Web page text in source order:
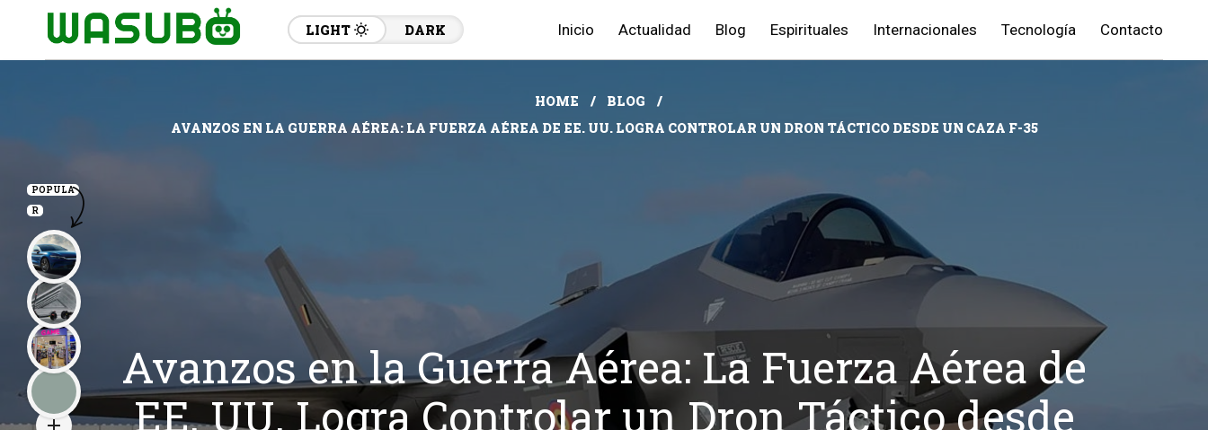
LIGHT DARK Inicio Actualidad Blog Espirituales Internacionales Tecnología Contacto
HOME
BLOG
AVANZOS EN LA GUERRA AÉREA: LA FUERZA AÉREA DE EE. UU. LOGRA CONTROLAR UN DRON TÁCTICO DESDE UN CAZA F-35
Avanzos en la Guerra Aérea: La Fuerza Aérea de
EE. UU. Logra Controlar un Dron Táctico desde
POPULA
R